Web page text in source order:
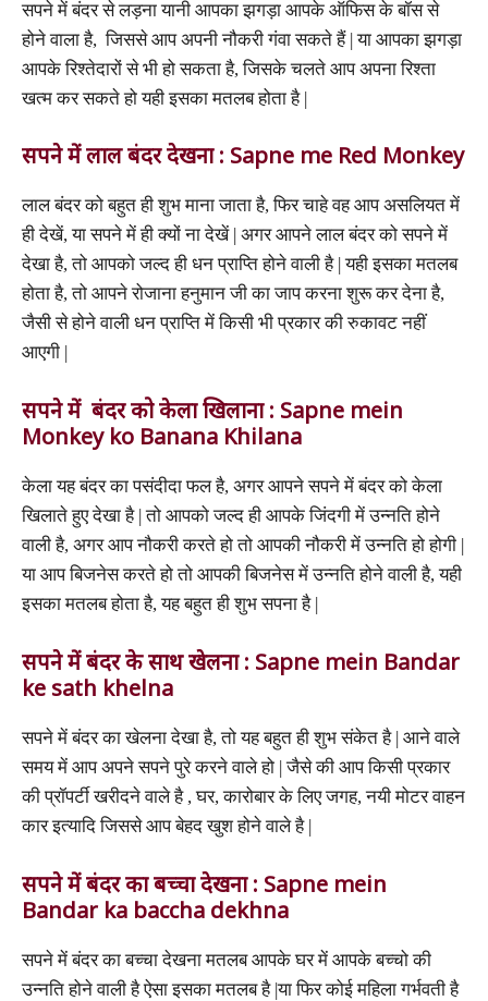
सपने में बंदर से लड़ना यानी आपका झगड़ा आपके ऑफिस के बॉस से
होने वाला है, जिससे आप अपनी नौकरी गंवा सकते हैं | या आपका झगड़ा
आपके रिश्तेदारों से भी हो सकता है, जिसके चलते आप अपना रिश्ता
खत्म कर सकते हो यही इसका मतलब होता है |
सपने में लाल बंदर देखना : Sapne me Red Monkey
लाल बंदर को बहुत ही शुभ माना जाता है, फिर चाहे वह आप असलियत में
ही देखें, या सपने में ही क्यों ना देखें | अगर आपने लाल बंदर को सपने में
देखा है, तो आपको जल्द ही धन प्राप्ति होने वाली है | यही इसका मतलब
होता है, तो आपने रोजाना हनुमान जी का जाप करना शुरू कर देना है,
जैसी से होने वाली धन प्राप्ति में किसी भी प्रकार की रुकावट नहीं
आएगी |
सपने में बंदर को केला खिलाना : Sapne mein
Monkey ko Banana Khilana
केला यह बंदर का पसंदीदा फल है, अगर आपने सपने में बंदर को केला
खिलाते हुए देखा है | तो आपको जल्द ही आपके जिंदगी में उन्नति होने
वाली है, अगर आप नौकरी करते हो तो आपकी नौकरी में उन्नति हो होगी |
या आप बिजनेस करते हो तो आपकी बिजनेस में उन्नति होने वाली है, यही
इसका मतलब होता है, यह बहुत ही शुभ सपना है |
सपने में बंदर के साथ खेलना : Sapne mein Bandar
ke sath khelna
सपने में बंदर का खेलना देखा है, तो यह बहुत ही शुभ संकेत है | आने वाले
समय में आप अपने सपने पुरे करने वाले हो | जैसे की आप किसी प्रकार
की प्रॉपर्टी खरीदने वाले है , घर, कारोबार के लिए जगह, नयी मोटर वाहन
कार इत्यादि जिससे आप बेहद खुश होने वाले है |
सपने में बंदर का बच्चा देखना : Sapne mein
Bandar ka baccha dekhna
सपने में बंदर का बच्चा देखना मतलब आपके घर में आपके बच्चो की
उन्नति होने वाली है ऐसा इसका मतलब है |या फिर कोई महिला गर्भवती है